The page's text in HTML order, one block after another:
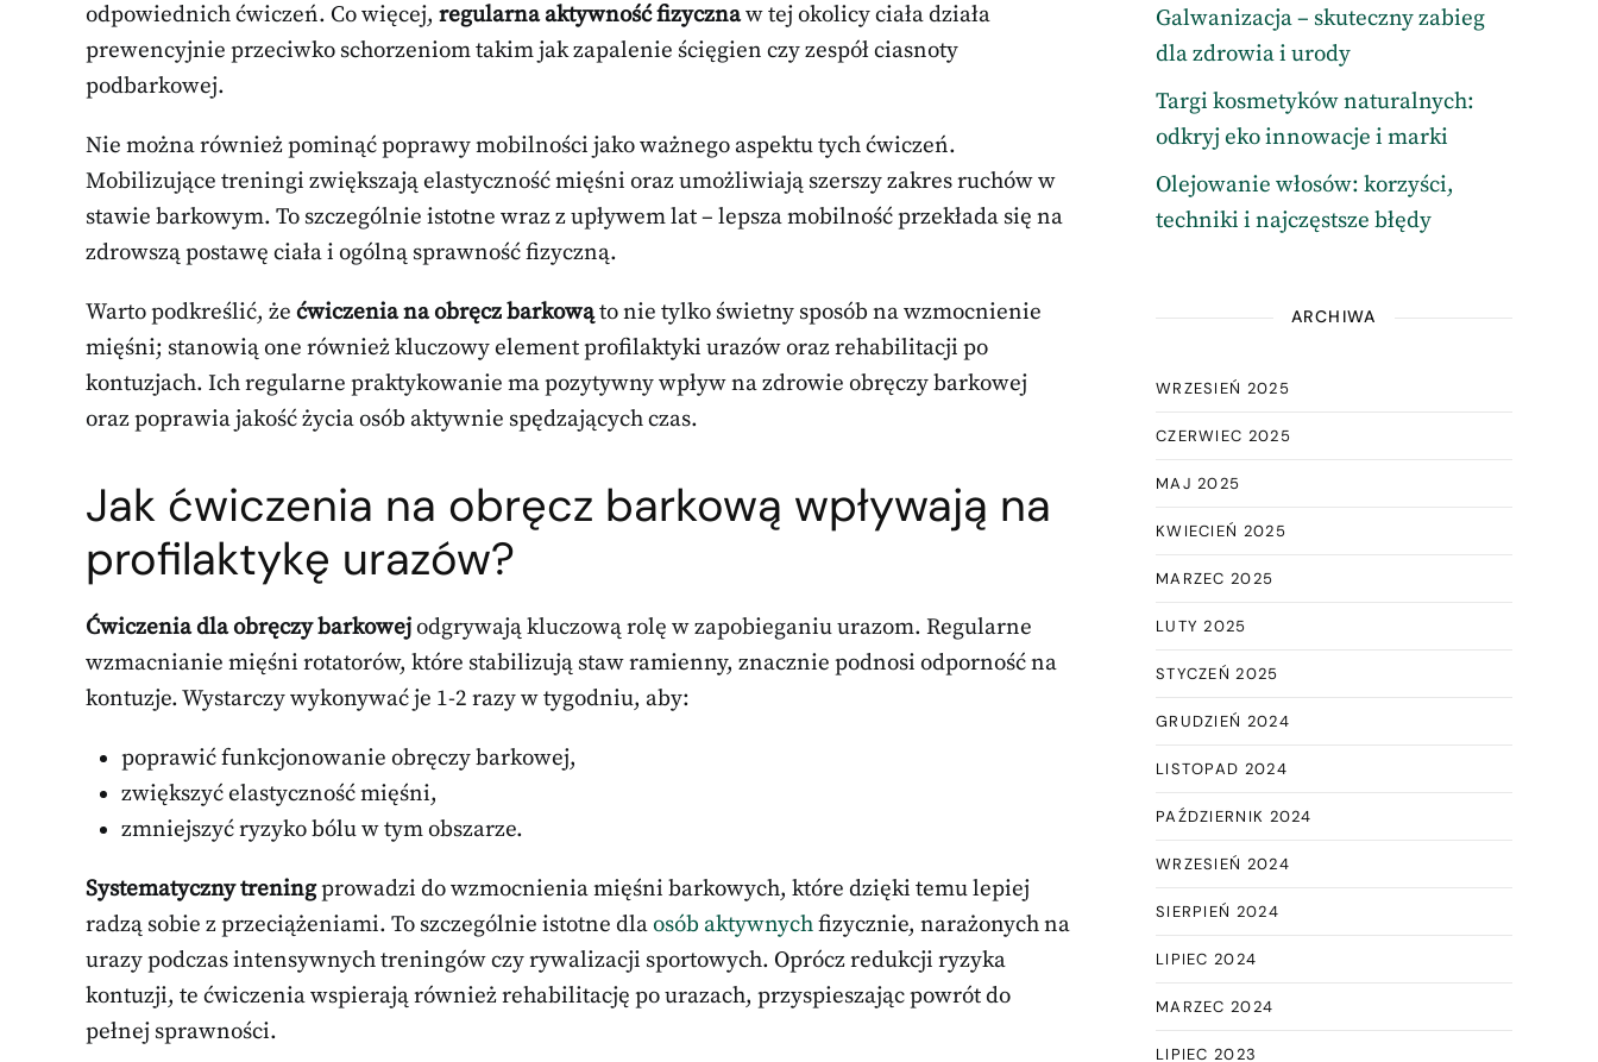
odpowiednich ćwiczeń. Co więcej, regularna aktywność fizycznaw tej okolicy ciała działa
prewencyjnie przeciwko schorzeniom takim jak zapalenie ścięgien czy zespół ciasnoty
podbarkowej.
Nie można również pominąć poprawy mobilności jako ważnego aspektu tych ćwiczeń.
Mobilizujące treningi zwiększają elastyczność mięśni oraz umożliwiają szerszy zakres ruchów w
stawie barkowym. To szczególnie istotne wraz z upływem lat – lepsza mobilność przekłada się na
zdrowszą postawę ciała i ogólną sprawność fizyczną.
Warto podkreślić, że ćwiczenia na obręcz barkowąto nie tylko świetny sposób na wzmocnienie
mięśni; stanowią one również kluczowy element profilaktyki urazów oraz rehabilitacji po
kontuzjach. Ich regularne praktykowanie ma pozytywny wpływ na zdrowie obręczy barkowej
oraz poprawia jakość życia osób aktywnie spędzających czas.
Jak ćwiczenia na obręcz barkową wpływają na
profilaktykę urazów?
Ćwiczenia dla obręczy barkowejodgrywają kluczową rolę w zapobieganiu urazom. Regularne
wzmacnianie mięśni rotatorów, które stabilizują staw ramienny, znacznie podnosi odporność na
kontuzje. Wystarczy wykonywać je 1-2 razy w tygodniu, aby:
poprawić funkcjonowanie obręczy barkowej,
zwiększyć elastyczność mięśni,
zmniejszyć ryzyko bólu w tym obszarze.
Systematyczny treningprowadzi do wzmocnienia mięśni barkowych, które dzięki temu lepiej
radzą sobie z przeciążeniami. To szczególnie istotne dlaosób aktywnychfizycznie, narażonych na
urazy podczas intensywnych treningów czy rywalizacji sportowych. Oprócz redukcji ryzyka
kontuzji, te ćwiczenia wspierają również rehabilitację po urazach, przyspieszając powrót do
pełnej sprawności.
Galwanizacja – skuteczny zabieg
dla zdrowia i urody
Targi kosmetyków naturalnych:
odkryj eko innowacje i marki
Olejowanie włosów: korzyści,
techniki i najczęstsze błędy
ARCHIWA
WRZESIEŃ 2025
CZERWIEC 2025
MAJ 2025
KWIECIEŃ 2025
MARZEC 2025
LUTY 2025
STYCZEŃ 2025
GRUDZIEŃ 2024
LISTOPAD 2024
PAŹDZIERNIK 2024
WRZESIEŃ 2024
SIERPIEŃ 2024
LIPIEC 2024
MARZEC 2024
LIPIEC 2023